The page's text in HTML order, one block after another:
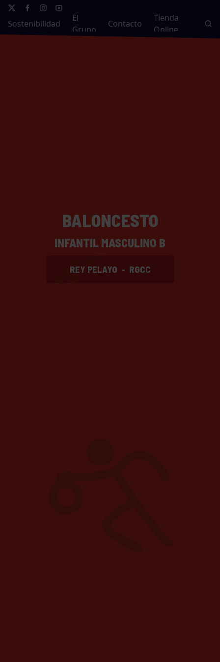
Sostenibilidad
El
Grupo
Contacto
Tienda
Online
BALONCESTO
INFANTIL MASCULINO B
REY PELAYO - RGCC